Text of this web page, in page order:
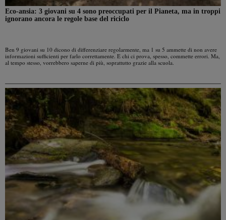
Eco-ansia: 3 giovani su 4 sono preoccupati per il Pianeta, ma in troppi
ignorano ancora le regole base del riciclo
Ben 9 giovani su 10 dicono di differenziare regolarmente, ma 1 su 5 ammette di non avere
informazioni sufficienti per farlo correttamente. E chi ci prova, spesso, commette errori. Ma,
al tempo stesso, vorrebbero saperne di più, soprattutto grazie alla scuola.